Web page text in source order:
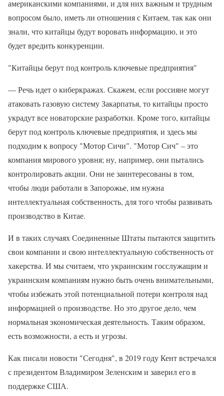
американскими компаниями, и для них важным и трудным
вопросом было, иметь ли отношения с Китаем, так как они
знали, что китайцы будут воровать информацию, и это
будет вредить конкуренции.
"Китайцы берут под контроль ключевые предприятия"
— Речь идет о киберкражах. Скажем, если россияне могут
атаковать газовую систему Закарпатья, то китайцы просто
украдут все новаторские разработки. Кроме того, китайцы
берут под контроль ключевые предприятия, и здесь мы
подходим к вопросу "Мотор Сичи". "Мотор Сич" – это
компания мирового уровня; ну, например, они пытались
контролировать акции. Они не заинтересованы в том,
чтобы люди работали в Запорожье, им нужна
интеллектуальная собственность, для того чтобы развивать
производство в Китае.
И в таких случаях Соединенные Штаты пытаются защитить
свои компании и свою интеллектуальную собственность от
хакерства. И мы считаем, что украинским госслужащим и
украинским компаниям нужно быть очень внимательными,
чтобы избежать этой потенциальной потери контроля над
информацией о производстве. Но это другое дело, чем
нормальная экономическая деятельность. Таким образом,
есть возможности, а есть и угрозы.
Как писали новости "Сегодня", в 2019 году Кент встречался
с президентом Владимиром Зеленским и заверил его в
поддержке США.